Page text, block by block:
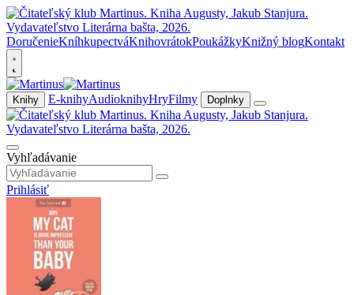
DoručenieKníhkupectváKnihovrátokPoukážkyKnižný blogKontakt
Knihy E-knihyAudioknihyHryFilmy Doplnky
Vyhľadávanie
Prihlásiť